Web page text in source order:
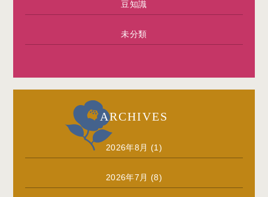
豆知識
未分類
ARCHIVES
2026年8月 (1)
2026年7月 (8)